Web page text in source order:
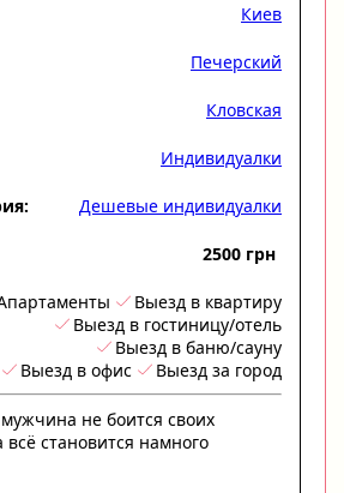
Киев
Печерский
Кловская
Индивидуалки
Дешевые индивидуалки
2500 грн
Выезд в квартиру
Выезд в гостиницу/отель
Выезд в баню/сауну
Выезд в офис
Выезд за город
не боится своих
становится намного